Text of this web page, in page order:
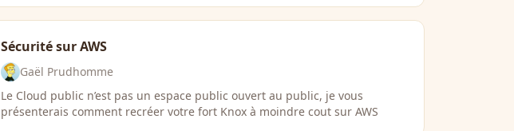
Sécurité sur AWS
Gaël Prudhomme
Le Cloud public n’est pas un espace public ouvert au public, je vous
présenterais comment recréer votre fort Knox à moindre cout sur AWS